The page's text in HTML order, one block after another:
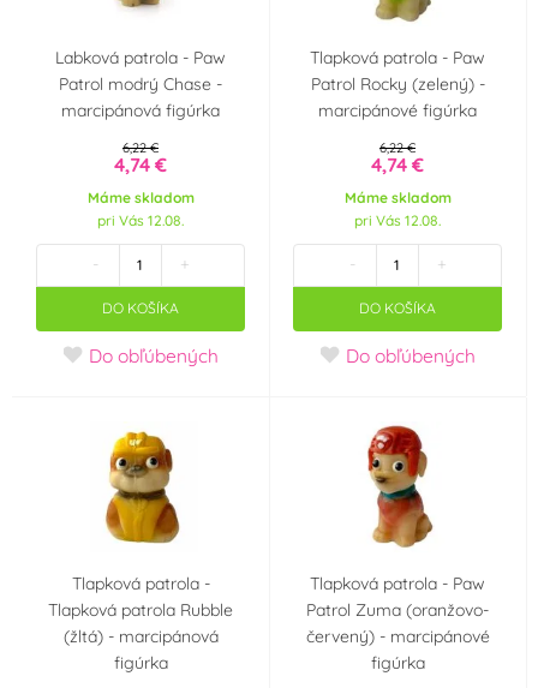
GUIRCA (0) GUIRMA (0)
Happy Sprinkles (0) House of Marie (0)
Ibili IREKS
Karen Davies Kingcakes
Maramisa (0) MFP Paper (0)
Modecor (0) Monaco (0)
Odense Marcipan (0) ORION (0)
Ostatní Overig (0)
Labková patrola - Paw
Patrol modrý Chase -
marcipánová figúrka
6,22 €
4,74 €
Máme skladom
pri Vás 12.08.
- +
DO KOŠÍKA
Do obľúbených
Tlapková patrola - Paw
Patrol Rocky (zelený) -
marcipánové figúrka
6,22 €
4,74 €
Máme skladom
pri Vás 12.08.
- +
DO KOŠÍKA
Do obľúbených
Tlapková patrola -
Tlapková patrola Rubble
(žltá) - marcipánová
figúrka
Tlapková patrola - Paw
Patrol Zuma (oranžovo-
červený) - marcipánové
figúrka